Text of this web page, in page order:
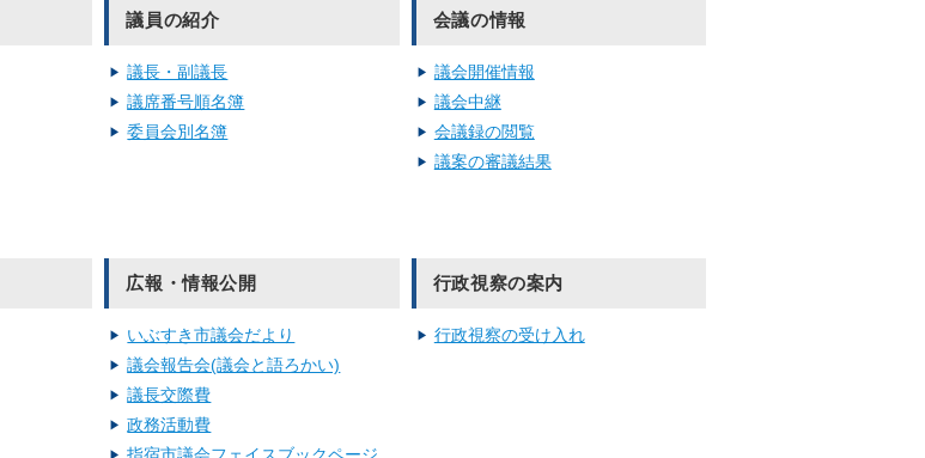
議員の紹介
議長・副議長
議席番号順名簿
委員会別名簿
会議の情報
議会開催情報
議会中継
会議録の閲覧
議案の審議結果
広報・情報公開
いぶすき市議会だより
議会報告会(議会と語ろかい)
議長交際費
政務活動費
行政視察の案内
行政視察の受け入れ